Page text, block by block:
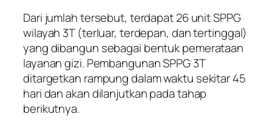
Dari jumlah tersebut, terdapat 26 unit SPPG
wilayah 3T (terluar, terdepan, dan tertinggal)
yang dibangun sebagai bentuk pemerataan
layanan gizi. Pembangunan SPPG 3T
ditargetkan rampung dalam waktu sekitar 45
hari dan akan dilanjutkan pada tahap
berikutnya.